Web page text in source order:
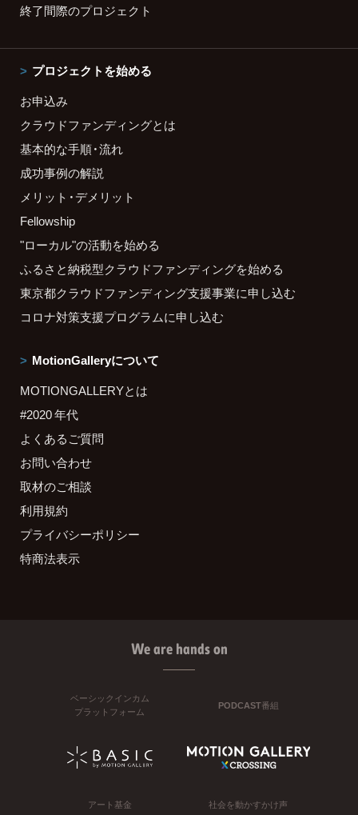
終了間際のプロジェクト
プロジェクトを始める
お申込み
クラウドファンディングとは
基本的な手順・流れ
成功事例の解説
メリット・デメリット
Fellowship
"ローカル"の活動を始める
ふるさと納税型クラウドファンディングを始める
東京都クラウドファンディング支援事業に申し込む
コロナ対策支援プログラムに申し込む
MotionGalleryについて
MOTIONGALLERYとは
#2020 年代
よくあるご質問
お問い合わせ
取材のご相談
利用規約
プライバシーポリシー
特商法表示
We are hands on
ベーシックインカム
プラットフォーム
PODCAST番組
アート基金 社会を動かすかけ声